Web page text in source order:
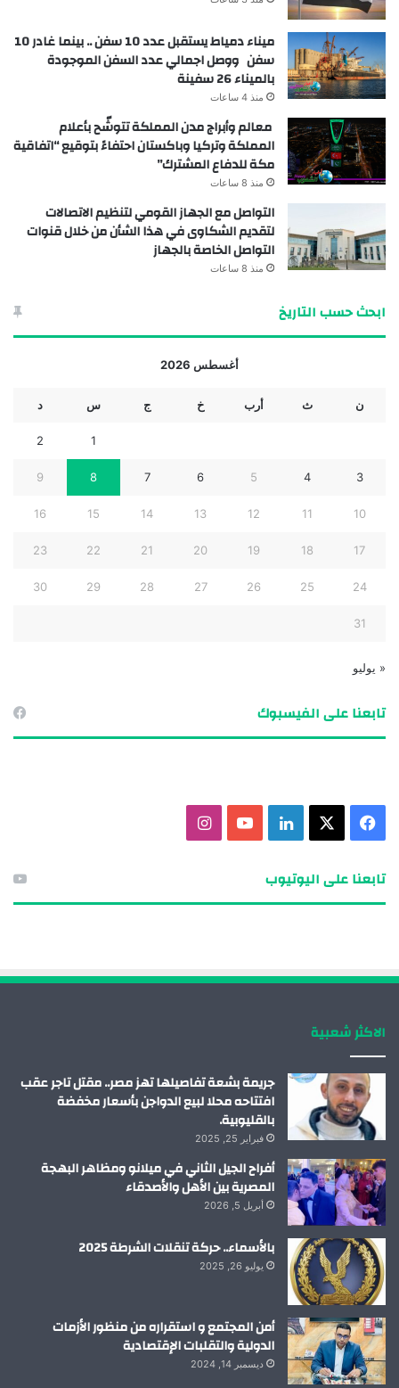
ميناء دمياط يستقبل عدد 10 سفن .. بينما غادر 10
سفن ووصل اجمالي عدد السفن الموجودة
بالميناء 26 سفينة
منذ 4 ساعات
معالم وأبراج مدن المملكة تتوشّح بأعلام
المملكة وتركيا وباكستان احتفاءً بتوقيع “اتفاقية
مكة للدفاع المشترك”
منذ 8 ساعات
التواصل مع الجهاز القومي لتنظيم الاتصالات
لتقديم الشكاوى في هذا الشأن من خلال قنوات
التواصل الخاصة بالجهاز
منذ 8 ساعات
ابحث حسب التاريخ
أغسطس 2026
ن ث أرب خ ج س د
1
2
3
4
5
6
7
8
9
10
11
12
13
14
15
16
17
18
19
20
21
22
23
24
25
26
27
28
29
30
31
« يوليو
تابعنا على الفيسبوك
م
تابعنا على اليوتيوب
الاكثر شعبية
جريمة بشعة تفاصيلها تهز مصر.. مقتل تاجر عقب
افتتاحه محلا لبيع الدواجن بأسعار مخفضة
بالقليوبية.
فبراير 25, 2025
أفراح الجيل الثاني في ميلانو ومظاهر البهجة
المصرية بين الأهل والأصدقاء
أبريل 5, 2026
بالأسماء.. حركة تنقلات الشرطة 2025
يوليو 26, 2025
أمن المجتمع و استقراره من منظور الأزمات
الدولية والتقلبات الإقتصادية
ديسمبر 14, 2024